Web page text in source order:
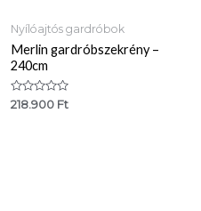
Nyílóajtós gardróbok
Merlin gardróbszekrény –
240cm
Értékelés:
0
218.900 Ft